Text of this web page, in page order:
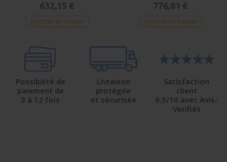
632,15 €
AJOUTER AU PANIER
776,81 €
AJOUTER AU PANIER
Possibilité de
paiement de
3 à 12 fois
Livraison
protégée
et sécurisée
Satisfaction
client
9.5/10 avec Avis-
Verifiés